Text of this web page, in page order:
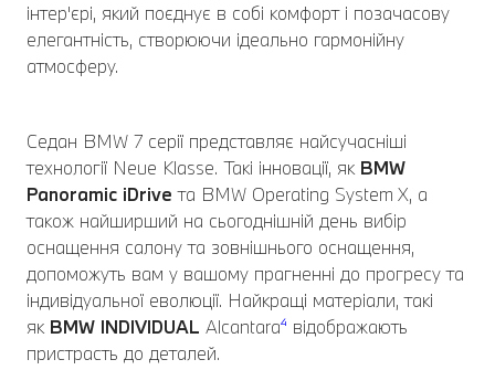
інтер'єрі, який поєднує в собі комфорт і позачасову
елегантність, створюючи ідеально гармонійну
атмосферу.
Седан BMW 7 серії представляє найсучасніші
технології Neue Klasse. Такі інновації, як BMW
Panoramic iDrive та BMW Operating System X, а
також найширший на сьогоднішній день вибір
оснащення салону та зовнішнього оснащення,
допоможуть вам у вашому прагненні до прогресу та
індивідуальної еволюції. Найкращі матеріали, такі
як BMW INDIVIDUAL Alcantara⁴ відображають
пристрасть до деталей.